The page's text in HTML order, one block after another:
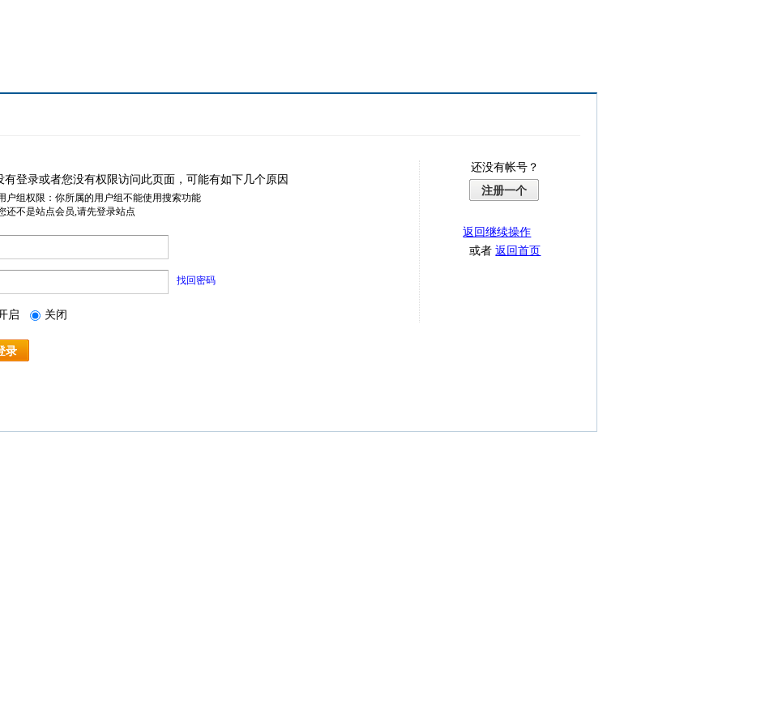
有登录或者您没有权限访问此页面，可能有如下几个原因
户组权限：你所属的用户组不能使用搜索功能
还不是站点会员,请先登录站点
找回密码
启 关闭
录
还没有帐号？
注册一个
返回继续操作
或者返回首页